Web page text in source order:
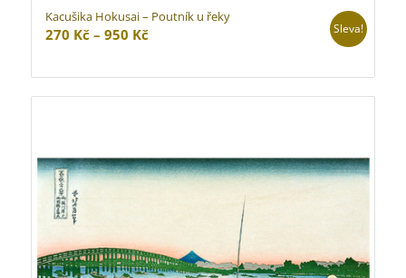
Kacušika Hokusai – Poutník u řeky
270 Kč – 950 KčRozpětí
270 Kč
až
Sleva!